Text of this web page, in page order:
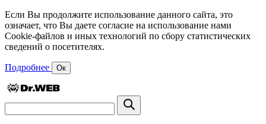
Если Вы продолжите использование данного сайта, это
означает, что Вы даете согласие на использование нами
Cookie-файлов и иных технологий по сбору статистических
сведений о посетителях.
Подробнее Ок